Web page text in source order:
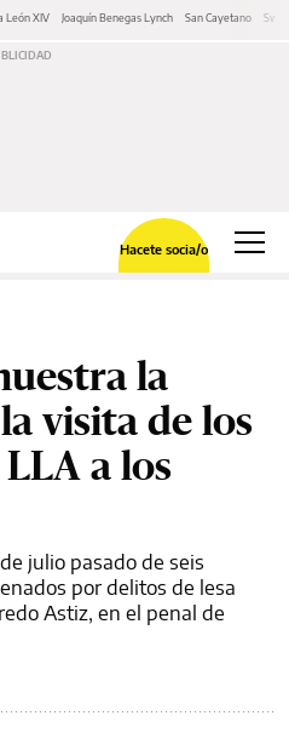
León XIV Joaquín Benegas Lynch San Cayetano
Hacete socia/o
la
visita de los
a los
julio pasado de seis
por delitos de lesa
Astiz, en el penal de